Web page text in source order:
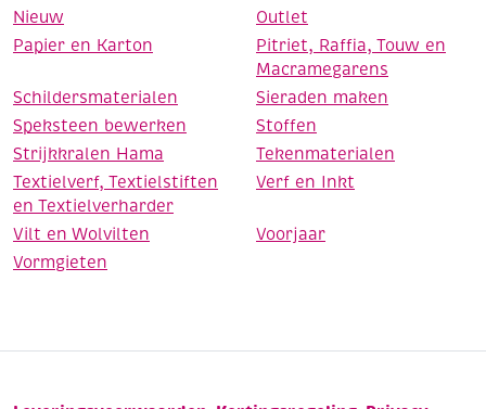
Nieuw
Outlet
Papier en Karton
Pitriet, Raffia, Touw en
Macramegarens
Schildersmaterialen
Sieraden maken
Speksteen bewerken
Stoffen
Strijkkralen Hama
Tekenmaterialen
Textielverf, Textielstiften
en Textielverharder
Verf en Inkt
Vilt en Wolvilten
Voorjaar
Vormgieten